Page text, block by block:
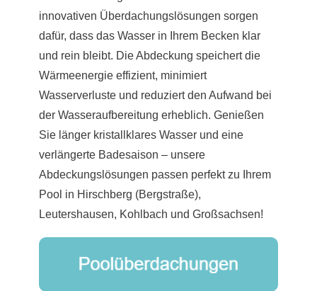
innovativen Überdachungslösungen sorgen
dafür, dass das Wasser in Ihrem Becken klar
und rein bleibt. Die Abdeckung speichert die
Wärmeenergie effizient, minimiert
Wasserverluste und reduziert den Aufwand bei
der Wasseraufbereitung erheblich. Genießen
Sie länger kristallklares Wasser und eine
verlängerte Badesaison – unsere
Abdeckungslösungen passen perfekt zu Ihrem
Pool in Hirschberg (Bergstraße),
Leutershausen, Kohlbach und Großsachsen!